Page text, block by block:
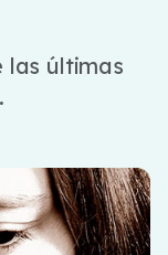
las últimas